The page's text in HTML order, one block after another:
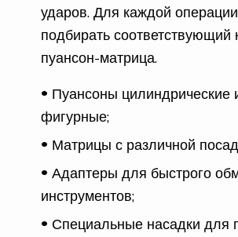
ударов. Для каждой
подбирать соответствующий
пуансон-матрица.
Пуансоны цилиндрические
фигурные;
Матрицы с различной
Адаптеры для быстрого
инструментов;
Специальные насадки для